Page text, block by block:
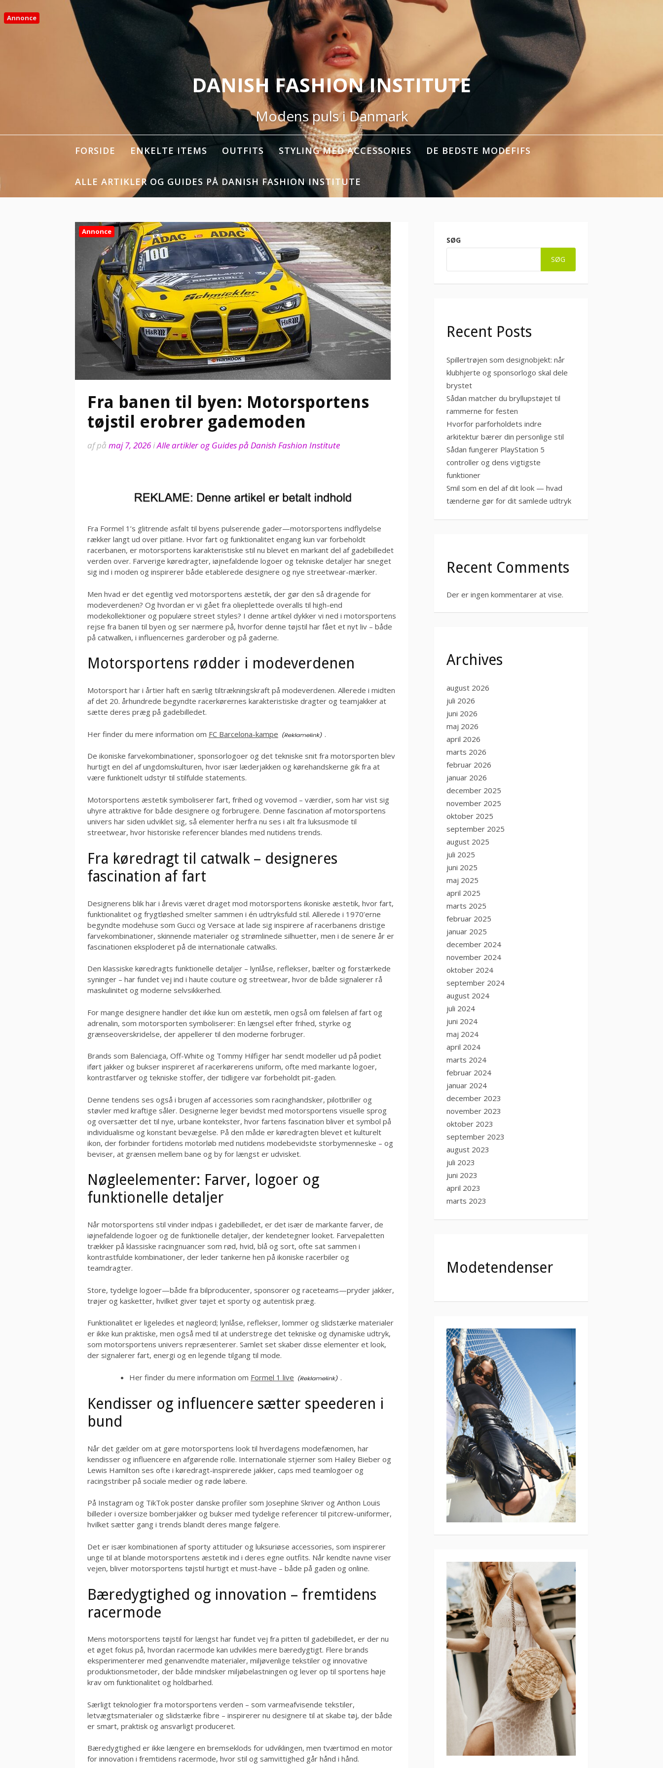
Annonce
til
indhold
DANISH FASHION INSTITUTE
Modens puls i Danmark
FORSIDE ENKELTE ITEMS OUTFITS STYLING MED ACCESSORIES DE BEDSTE MODEFIFS
ALLE ARTIKLER OG GUIDES PÅ DANISH FASHION INSTITUTE
Annonce
Fra banen til byen: Motorsportens
tøjstil erobrer gademoden
afpå maj 7, 2026iAlle artikler og Guides på Danish Fashion Institute
Fra Formel 1’s glitrende asfalt til byens pulserende gader—motorsportens indflydelse
rækker langt ud over pitlane. Hvor fart og funktionalitet engang kun var forbeholdt
racerbanen, er motorsportens karakteristiske stil nu blevet en markant del af gadebilledet
verden over. Farverige køredragter, iøjnefaldende logoer og tekniske detaljer har sneget
sig ind i moden og inspirerer både etablerede designere og nye streetwear-mærker.
Men hvad er det egentlig ved motorsportens æstetik, der gør den så dragende for
modeverdenen? Og hvordan er vi gået fra olieplettede overalls til high-end
modekollektioner og populære street styles? I denne artikel dykker vi ned i motorsportens
rejse fra banen til byen og ser nærmere på, hvorfor denne tøjstil har fået et nyt liv – både
på catwalken, i influencernes garderober og på gaderne.
Motorsportens rødder i modeverdenen
Motorsport har i årtier haft en særlig tiltrækningskraft på modeverdenen. Allerede i midten
af det 20. århundrede begyndte racerkørernes karakteristiske dragter og teamjakker at
sætte deres præg på gadebilledet.
Her finder du mere information om FC Barcelona-kampe .
De ikoniske farvekombinationer, sponsorlogoer og det tekniske snit fra motorsporten blev
hurtigt en del af ungdomskulturen, hvor især læderjakken og kørehandskerne gik fra at
være funktionelt udstyr til stilfulde statements.
Motorsportens æstetik symboliserer fart, frihed og vovemod – værdier, som har vist sig
uhyre attraktive for både designere og forbrugere. Denne fascination af motorsportens
univers har siden udviklet sig, så elementer herfra nu ses i alt fra luksusmode til
streetwear, hvor historiske referencer blandes med nutidens trends.
Fra køredragt til catwalk – designeres
fascination af fart
Designerens blik har i årevis været draget mod motorsportens ikoniske æstetik, hvor fart,
funktionalitet og frygtløshed smelter sammen i én udtryksfuld stil. Allerede i 1970’erne
begyndte modehuse som Gucci og Versace at lade sig inspirere af racerbanens dristige
farvekombinationer, skinnende materialer og strømlinede silhuetter, men i de senere år er
fascinationen eksploderet på de internationale catwalks.
Den klassiske køredragts funktionelle detaljer – lynlåse, reflekser, bælter og forstærkede
syninger – har fundet vej ind i haute couture og streetwear, hvor de både signalerer rå
maskulinitet og moderne selvsikkerhed.
For mange designere handler det ikke kun om æstetik, men også om følelsen af fart og
adrenalin, som motorsporten symboliserer: En længsel efter frihed, styrke og
grænseoverskridelse, der appellerer til den moderne forbruger.
Brands som Balenciaga, Off-White og Tommy Hilfiger har sendt modeller ud på podiet
iført jakker og bukser inspireret af racerkørerens uniform, ofte med markante logoer,
kontrastfarver og tekniske stoffer, der tidligere var forbeholdt pit-gaden.
Denne tendens ses også i brugen af accessories som racinghandsker, pilotbriller og
støvler med kraftige såler. Designerne leger bevidst med motorsportens visuelle sprog
og oversætter det til nye, urbane kontekster, hvor fartens fascination bliver et symbol på
individualisme og konstant bevægelse. På den måde er køredragten blevet et kulturelt
ikon, der forbinder fortidens motorløb med nutidens modebevidste storbymenneske – og
beviser, at grænsen mellem bane og by for længst er udvisket.
Nøgleelementer: Farver, logoer og
funktionelle detaljer
Når motorsportens stil vinder indpas i gadebilledet, er det især de markante farver, de
iøjnefaldende logoer og de funktionelle detaljer, der kendetegner looket. Farvepaletten
trækker på klassiske racingnuancer som rød, hvid, blå og sort, ofte sat sammen i
kontrastfulde kombinationer, der leder tankerne hen på ikoniske racerbiler og
teamdragter.
Store, tydelige logoer—både fra bilproducenter, sponsorer og raceteams—pryder jakker,
trøjer og kasketter, hvilket giver tøjet et sporty og autentisk præg.
Funktionalitet er ligeledes et nøgleord; lynlåse, reflekser, lommer og slidstærke materialer
er ikke kun praktiske, men også med til at understrege det tekniske og dynamiske udtryk,
som motorsportens univers repræsenterer. Samlet set skaber disse elementer et look,
der signalerer fart, energi og en legende tilgang til mode.
Her finder du mere information om Formel 1 live .
Kendisser og influencere sætter speederen i
bund
Når det gælder om at gøre motorsportens look til hverdagens modefænomen, har
kendisser og influencere en afgørende rolle. Internationale stjerner som Hailey Bieber og
Lewis Hamilton ses ofte i køredragt-inspirerede jakker, caps med teamlogoer og
racingstriber på sociale medier og røde løbere.
På Instagram og TikTok poster danske profiler som Josephine Skriver og Anthon Louis
billeder i oversize bomberjakker og bukser med tydelige referencer til pitcrew-uniformer,
hvilket sætter gang i trends blandt deres mange følgere.
Det er især kombinationen af sporty attituder og luksuriøse accessories, som inspirerer
unge til at blande motorsportens æstetik ind i deres egne outfits. Når kendte navne viser
vejen, bliver motorsportens tøjstil hurtigt et must-have – både på gaden og online.
Bæredygtighed og innovation – fremtidens
racermode
Mens motorsportens tøjstil for længst har fundet vej fra pitten til gadebilledet, er der nu
et øget fokus på, hvordan racermode kan udvikles mere bæredygtigt. Flere brands
eksperimenterer med genanvendte materialer, miljøvenlige tekstiler og innovative
produktionsmetoder, der både mindsker miljøbelastningen og lever op til sportens høje
krav om funktionalitet og holdbarhed.
Særligt teknologier fra motorsportens verden – som varmeafvisende tekstiler,
letvægtsmaterialer og slidstærke fibre – inspirerer nu designere til at skabe tøj, der både
er smart, praktisk og ansvarligt produceret.
Bæredygtighed er ikke længere en bremseklods for udviklingen, men tværtimod en motor
for innovation i fremtidens racermode, hvor stil og samvittighed går hånd i hånd.
SØG
SØG
Recent Posts
Spillertrøjen som designobjekt: når
klubhjerte og sponsorlogo skal dele
brystet
Sådan matcher du bryllupstøjet til
rammerne for festen
Hvorfor parforholdets indre
arkitektur bærer din personlige stil
Sådan fungerer PlayStation 5
controller og dens vigtigste
funktioner
Smil som en del af dit look — hvad
tænderne gør for dit samlede udtryk
Recent Comments
Der er ingen kommentarer at vise.
Archives
august 2026
juli 2026
juni 2026
maj 2026
april 2026
marts 2026
februar 2026
januar 2026
december 2025
november 2025
oktober 2025
september 2025
august 2025
juli 2025
juni 2025
maj 2025
april 2025
marts 2025
februar 2025
januar 2025
december 2024
november 2024
oktober 2024
september 2024
august 2024
juli 2024
juni 2024
maj 2024
april 2024
marts 2024
februar 2024
januar 2024
december 2023
november 2023
oktober 2023
september 2023
august 2023
juli 2023
juni 2023
april 2023
marts 2023
Modetendenser